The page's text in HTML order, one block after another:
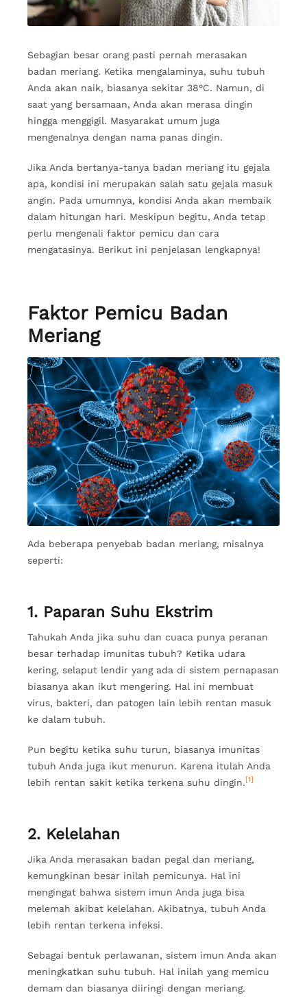
Sebagian besar orang pasti pernah merasakan
badan meriang. Ketika mengalaminya, suhu tubuh
Anda akan naik, biasanya sekitar 38°C. Namun, di
saat yang bersamaan, Anda akan merasa dingin
hingga menggigil. Masyarakat umum juga
mengenalnya dengan nama panas dingin.
Jika Anda bertanya-tanya badan meriang itu gejala
apa, kondisi ini merupakan salah satu gejala masuk
angin. Pada umumnya, kondisi Anda akan membaik
dalam hitungan hari. Meskipun begitu, Anda tetap
perlu mengenali faktor pemicu dan cara
mengatasinya. Berikut ini penjelasan lengkapnya!
Faktor Pemicu Badan
Meriang
Ada beberapa penyebab badan meriang, misalnya
seperti:
1. Paparan Suhu Ekstrim
Tahukah Anda jika suhu dan cuaca punya peranan
besar terhadap imunitas tubuh? Ketika udara
kering, selaput lendir yang ada di sistem pernapasan
biasanya akan ikut mengering. Hal ini membuat
virus, bakteri, dan patogen lain lebih rentan masuk
ke dalam tubuh.
Pun begitu ketika suhu turun, biasanya imunitas
tubuh Anda juga ikut menurun. Karena itulah Anda
lebih rentan sakit ketika terkena suhu dingin. [1]
2. Kelelahan
Jika Anda merasakan badan pegal dan meriang,
kemungkinan besar inilah pemicunya. Hal ini
mengingat bahwa sistem imun Anda juga bisa
melemah akibat kelelahan. Akibatnya, tubuh Anda
lebih rentan terkena infeksi.
Sebagai bentuk perlawanan, sistem imun Anda akan
meningkatkan suhu tubuh. Hal inilah yang memicu
demam dan biasanya diiringi dengan meriang.